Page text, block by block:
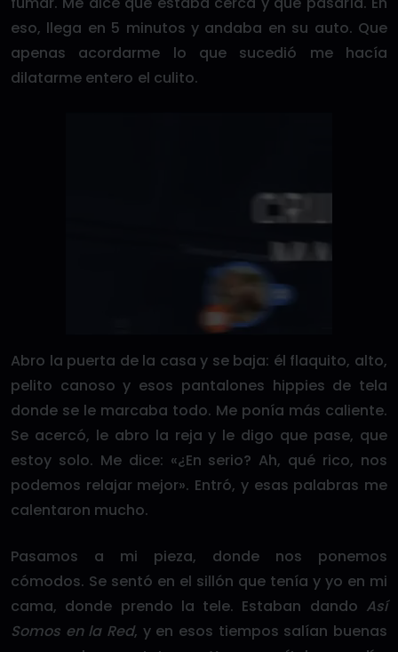
eso, llega en 5 minutos y andaba en su auto. Que
apenas acordarme lo que sucedió me hacía
dilatarme entero el culito.
Abro la puerta de la casa y se baja: él flaquito, alto,
pelito canoso y esos pantalones hippies de tela
donde se le marcaba todo. Me ponía más caliente.
Se acercó, le abro la reja y le digo que pase, que
estoy solo. Me dice: «¿En serio? Ah, qué rico, nos
podemos relajar mejor». Entró, y esas palabras me
calentaron mucho.
Pasamos a mi pieza, donde nos ponemos
cómodos. Se sentó en el sillón que tenía y yo en mi
cama, donde prendo la tele. Estaban dando Así
Somos en la Red, y en esos tiempos salían buenas